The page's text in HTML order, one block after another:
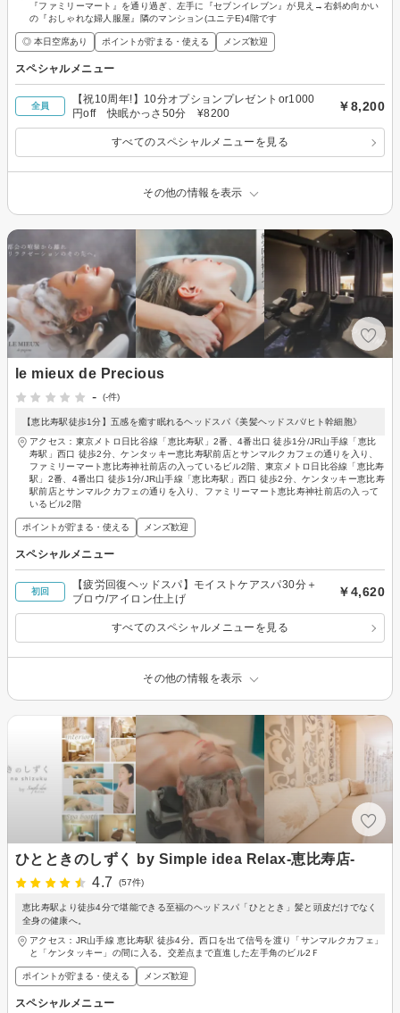
『ファミリーマート』を通り過ぎ、左手に『セブンイレブン』が見え→右斜め向かい
の『おしゃれな婦人服屋』隣のマンション(ユニテE)4階です
◎ 本日空席あり ポイントが貯まる・使える メンズ歓迎
スペシャルメニュー
全員
【祝10周年!】10分オプションプレゼントor1000
円off 快眠かっさ50分 ¥8200
￥8,200
すべてのスペシャルメニューを見る
その他の情報を表示
le mieux de Precious
-
(-件)
【恵比寿駅徒歩1分】五感を癒す眠れるヘッドスパ《美髪ヘッドスパ/ヒト幹細胞》
アクセス：東京メトロ日比谷線「恵比寿駅」2番、4番出口 徒歩1分/JR山手線「恵比
寿駅」西口 徒歩2分、ケンタッキー恵比寿駅前店とサンマルクカフェの通りを入り、
ファミリーマート恵比寿神社前店の入っているビル2階、東京メトロ日比谷線「恵比寿
駅」2番、4番出口 徒歩1分/JR山手線「恵比寿駅」西口 徒歩2分、ケンタッキー恵比寿
駅前店とサンマルクカフェの通りを入り、ファミリーマート恵比寿神社前店の入って
いるビル2階
ポイントが貯まる・使える メンズ歓迎
スペシャルメニュー
初回
【疲労回復ヘッドスパ】モイストケアスパ30分＋
ブロウ/アイロン仕上げ
￥4,620
すべてのスペシャルメニューを見る
その他の情報を表示
ひとときのしずく by Simple idea Relax-恵比寿店-
4.7
(57件)
恵比寿駅より徒歩4分で堪能できる至福のヘッドスパ「ひととき」髪と頭皮だけでなく
全身の健康へ。
アクセス：JR山手線 恵比寿駅 徒歩4分。西口を出て信号を渡り「サンマルクカフェ」
と「ケンタッキー」の間に入る。交差点まで直進した左手角のビル2Ｆ
ポイントが貯まる・使える メンズ歓迎
スペシャルメニュー